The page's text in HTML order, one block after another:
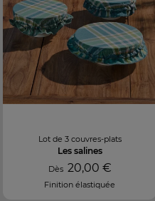
Lot de 3 couvres-plats
Les salines
Dès 20,00 €
Finition élastiquée